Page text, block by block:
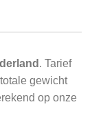
. Tarief
gewicht
op onze